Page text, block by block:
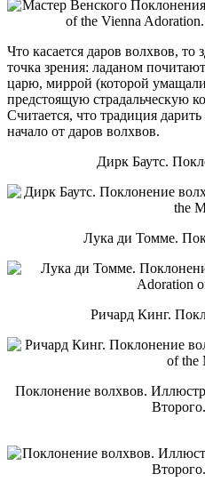
Что касается даров волхвов, то
точка зрения: ладаном
царю, миррой (которой
предстоящую страдальческую
Считается, что традиция
начало от даров волхвов.
Дирк Баутс.
Лука ди Томме.
Ричард Кинг.
Поклонение волхвов.